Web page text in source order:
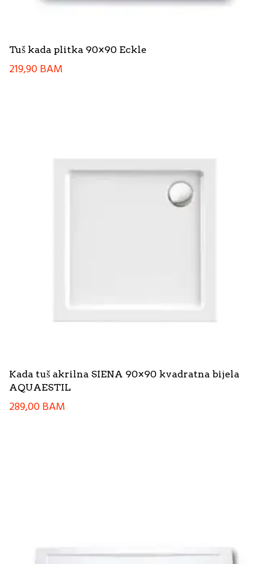
Tuš kada plitka 90×90 Eckle
219,90BAM
Kada tuš akrilna SIENA 90×90 kvadratna bijela
AQUAESTIL
289,00BAM